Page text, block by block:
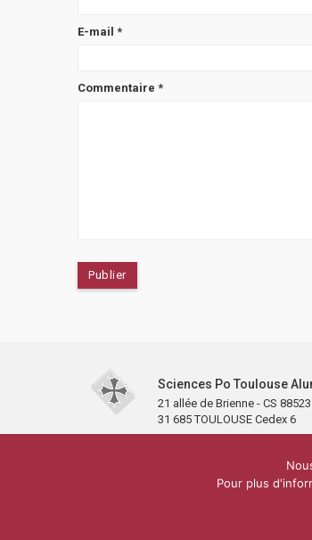
E-mail *
Commentaire *
Sciences Po Toulouse
21 allée de Brienne - CS 88523
31 685 TOULOUSE Cedex 6
Carré Alumni de la bibliothèque de
Pour plus